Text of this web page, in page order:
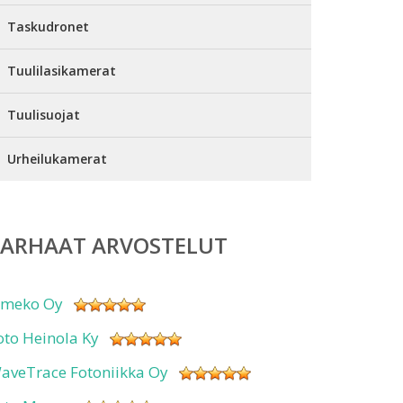
Taskudronet
Tuulilasikamerat
Tuulisuojat
Urheilukamerat
ARVOSTELUT
Oy
Heinola Ky
Fotoniikka Oy